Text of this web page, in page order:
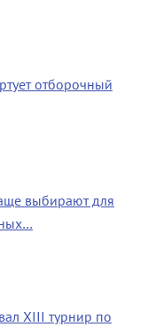
отборочный
выбирают для
XIII турнир по